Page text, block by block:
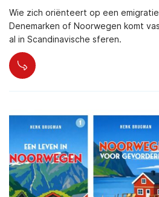
Wie zich oriënteert op een emigratie
Denemarken of Noorwegen komt
al in Scandinavische sferen.